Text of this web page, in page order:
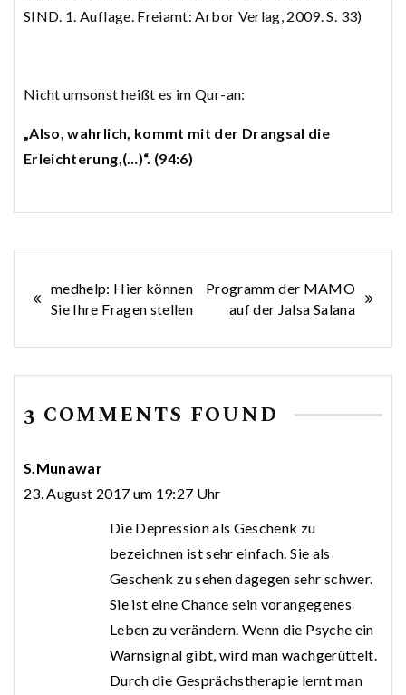
SIND. 1. Auflage. Freiamt: Arbor Verlag, 2009. S. 33)
Nicht umsonst heißt es im Qur-an:
„Also, wahrlich, kommt mit der Drangsal die
Erleichterung,(…)“. (94:6)
Beitragsnavigation
medhelp: Hier können
Sie Ihre Fragen stellen
Programm der MAMO
auf der Jalsa Salana
3 COMMENTS FOUND
S.Munawar
23. August 2017 um 19:27 Uhr
Die Depression als Geschenk zu
bezeichnen ist sehr einfach. Sie als
Geschenk zu sehen dagegen sehr schwer.
Sie ist eine Chance sein vorangegenes
Leben zu verändern. Wenn die Psyche ein
Warnsignal gibt, wird man wachgerüttelt.
Durch die Gesprächstherapie lernt man